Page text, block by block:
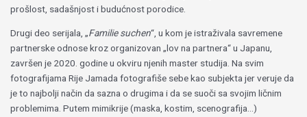
prošlost, sadašnjost i budućnost porodice.
Drugi deo serijala, „Familie suchen“, u kom je istraživala savremene
partnerske odnose kroz organizovan „lov na partnera“ u Japanu,
završen je 2020. godine u okviru njenih master studija. Na svim
fotografijama Rije Jamada fotografiše sebe kao subjekta jer veruje da
je to najbolji način da sazna o drugima i da se suoči sa svojim ličnim
problemima. Putem mimikrije (maska, kostim, scenografija…)